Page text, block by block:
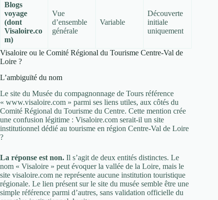
Blogs
voyage
(dont
Visaloire.co
m)
Vue
d’ensemble
générale
Variable
Découverte
initiale
uniquement
Visaloire ou le Comité Régional du Tourisme Centre-Val de
Loire ?
L’ambiguïté du nom
Le site du Musée du compagnonnage de Tours référence
« www.visaloire.com » parmi ses liens utiles, aux côtés du
Comité Régional du Tourisme du Centre. Cette mention crée
une confusion légitime : Visaloire.com serait-il un site
institutionnel dédié au tourisme en région Centre-Val de Loire
?
La réponse est non. Il s’agit de deux entités distinctes. Le
nom « Visaloire » peut évoquer la vallée de la Loire, mais le
site visaloire.com ne représente aucune institution touristique
régionale. Le lien présent sur le site du musée semble être une
simple référence parmi d’autres, sans validation officielle du